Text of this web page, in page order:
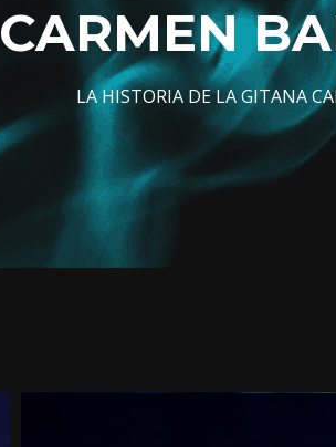
CARMEN
LA HISTORIA DE LA GITANA